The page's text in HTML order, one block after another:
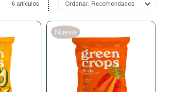
6 artículos Recomendados